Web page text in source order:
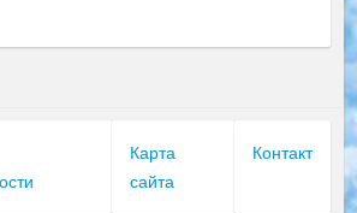
Карта
сайта
Контакт